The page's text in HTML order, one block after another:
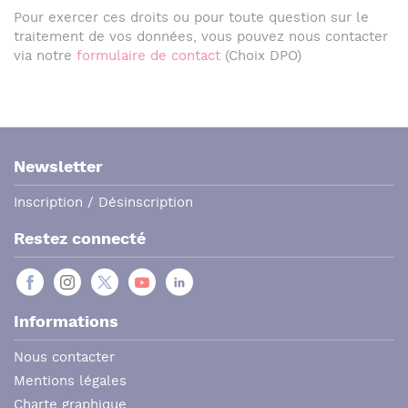
Pour exercer ces droits ou pour toute question sur le
traitement de vos données, vous pouvez nous contacter
via notre formulaire de contact (Choix DPO)
Newsletter
Inscription / Désinscription
Restez connecté
Informations
Nous contacter
Mentions légales